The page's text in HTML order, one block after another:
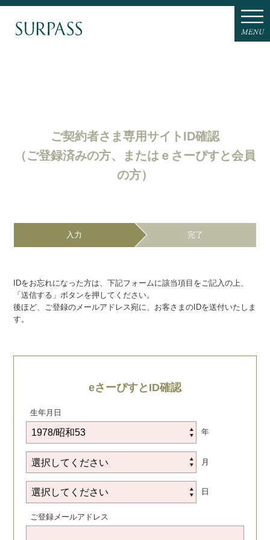
ご契約者さま専用サイトID確認
（ご登録済みの方、またはｅさーぴすと会員
の方）
入力 完了
IDをお忘れになった方は、下記フォームに該当項目をご記入の上、
「送信する」ボタンを押してください。
後ほど、ご登録のメールアドレス宛に、お客さまのIDを送付いたしま
す。
eさーぴすとID確認
生年月日
年
月
日
ご登録メールアドレス